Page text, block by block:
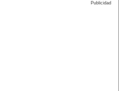
Publicidad